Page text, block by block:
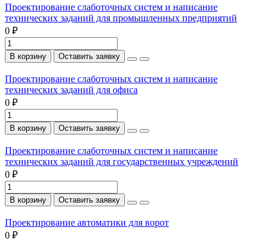
Проектирование слаботочных систем и написание
технических заданий для промышленных предприятий
0 ₽
В корзину Оставить заявку
Проектирование слаботочных систем и написание
технических заданий для офиса
0 ₽
В корзину Оставить заявку
Проектирование слаботочных систем и написание
технических заданий для государственных учреждений
0 ₽
В корзину Оставить заявку
Проектирование автоматики для ворот
0 ₽